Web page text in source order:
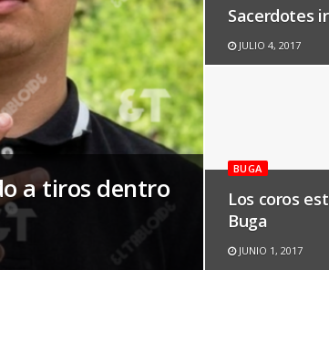
a tiros dentro
Sacerdotes
JULIO 4, 2017
BUGA
Los coros
Buga
JUNIO 1, 2017